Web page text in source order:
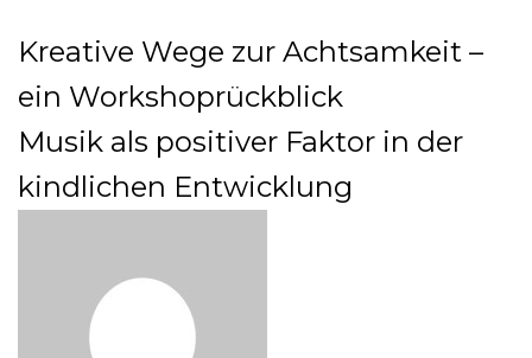
Kreative Wege zur Achtsamkeit –
ein Workshoprückblick
Musik als positiver Faktor in der
kindlichen Entwicklung